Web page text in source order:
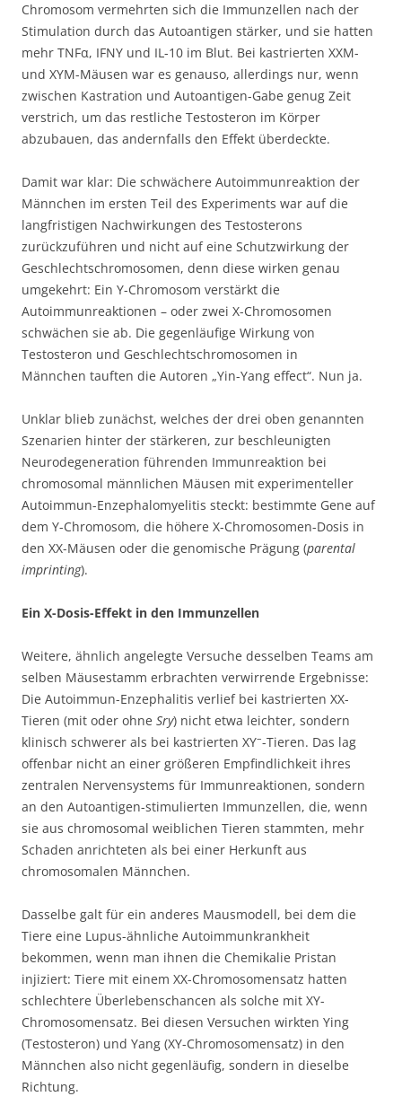
Chromosom vermehrten sich die Immunzellen nach der
Stimulation durch das Autoantigen stärker, und sie hatten
mehr TNFα, IFNΥ und IL-10 im Blut. Bei kastrierten XXM-
und XYM-Mäusen war es genauso, allerdings nur, wenn
zwischen Kastration und Autoantigen-Gabe genug Zeit
verstrich, um das restliche Testosteron im Körper
abzubauen, das andernfalls den Effekt überdeckte.
Damit war klar: Die schwächere Autoimmunreaktion der
Männchen im ersten Teil des Experiments war auf die
langfristigen Nachwirkungen des Testosterons
zurückzuführen und nicht auf eine Schutzwirkung der
Geschlechtschromosomen, denn diese wirken genau
umgekehrt: Ein Y-Chromosom verstärkt die
Autoimmunreaktionen – oder zwei X-Chromosomen
schwächen sie ab. Die gegenläufige Wirkung von
Testosteron und Geschlechtschromosomen in
Männchen tauften die Autoren „Yin-Yang effect“. Nun ja.
Unklar blieb zunächst, welches der drei oben genannten
Szenarien hinter der stärkeren, zur beschleunigten
Neurodegeneration führenden Immunreaktion bei
chromosomal männlichen Mäusen mit experimenteller
Autoimmun-Enzephalomyelitis steckt: bestimmte Gene auf
dem Y-Chromosom, die höhere X-Chromosomen-Dosis in
den XX-Mäusen oder die genomische Prägung (parental
imprinting).
Ein X-Dosis-Effekt in den Immunzellen
Weitere, ähnlich angelegte Versuche desselben Teams am
selben Mäusestamm erbrachten verwirrende Ergebnisse:
Die Autoimmun-Enzephalitis verlief bei kastrierten XX-
Tieren (mit oder ohne Sry) nicht etwa leichter, sondern
klinisch schwerer als bei kastrierten XY–-Tieren. Das lag
offenbar nicht an einer größeren Empfindlichkeit ihres
zentralen Nervensystems für Immunreaktionen, sondern
an den Autoantigen-stimulierten Immunzellen, die, wenn
sie aus chromosomal weiblichen Tieren stammten, mehr
Schaden anrichteten als bei einer Herkunft aus
chromosomalen Männchen.
Dasselbe galt für ein anderes Mausmodell, bei dem die
Tiere eine Lupus-ähnliche Autoimmunkrankheit
bekommen, wenn man ihnen die Chemikalie Pristan
injiziert: Tiere mit einem XX-Chromosomensatz hatten
schlechtere Überlebenschancen als solche mit XY-
Chromosomensatz. Bei diesen Versuchen wirkten Ying
(Testosteron) und Yang (XY-Chromosomensatz) in den
Männchen also nicht gegenläufig, sondern in dieselbe
Richtung.